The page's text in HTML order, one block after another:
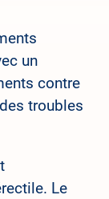
un
contre
troubles
Le